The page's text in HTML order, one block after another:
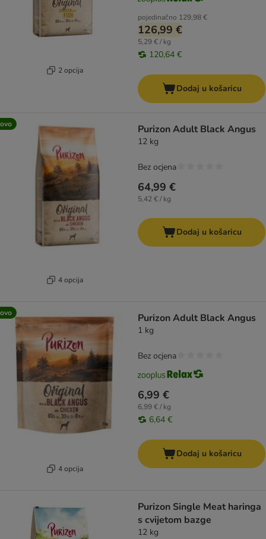
2 opcija
pojedinačno 129,98 €
126,99 €
5,29 € / kg
120,64 €
Dodaj u košaricu
4 opcija
Purizon Adult Black Angus
12 kg
64,99 €
5,42 € / kg
Bez ocjena
Dodaj u košaricu
4 opcija
Purizon Adult Black Angus
1 kg
6,99 €
6,99 € / kg
6,64 €
Bez ocjena
Dodaj u košaricu
Purizon Single Meat haringa
s cvijetom bazge
12 kg